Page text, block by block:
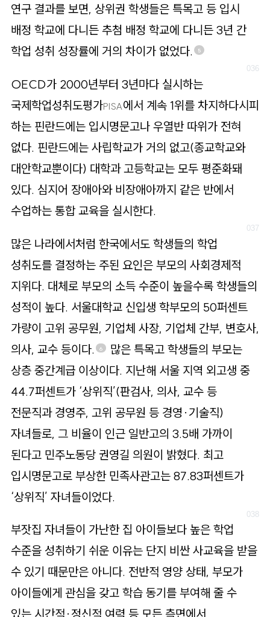
연구 결과를 보면, 상위권 학생들은 특목고 등 입시
배정 학교에 다니든 추첨 배정 학교에 다니든 3년 간
학업 성취 성장률에 거의 차이가 없었다.
5
OECD가 2000년부터 3년마다 실시하는
국제학업성취도평가PISA에서 계속 1위를 차지하다시피
하는 핀란드에는 입시명문고나 우열반 따위가 전혀
없다. 핀란드에는 사립학교가 거의 없고(종교학교와
대안학교뿐이다) 대학과 고등학교는 모두 평준화돼
있다. 심지어 장애아와 비장애아까지 같은 반에서
수업하는 통합 교육을 실시한다.
많은 나라에서처럼 한국에서도 학생들의 학업
성취도를 결정하는 주된 요인은 부모의 사회경제적
지위다. 대체로 부모의 소득 수준이 높을수록 학생들의
성적이 높다. 서울대학교 신입생 학부모의 50퍼센트
가량이 고위 공무원, 기업체 사장, 기업체 간부, 변호사,
의사, 교수 등이다.
6
많은 특목고 학생들의 부모는
상층 중간계급 이상이다. 지난해 서울 지역 외고생 중
44.7퍼센트가 ‘상위직’(판검사, 의사, 교수 등
전문직과 경영주, 고위 공무원 등 경영·기술직)
자녀들로, 그 비율이 인근 일반고의 3.5배 가까이
된다고 민주노동당 권영길 의원이 밝혔다. 최고
입시명문고로 부상한 민족사관고는 87.83퍼센트가
‘상위직’ 자녀들이었다.
부잣집 자녀들이 가난한 집 아이들보다 높은 학업
수준을 성취하기 쉬운 이유는 단지 비싼 사교육을 받을
수 있기 때문만은 아니다. 전반적 영양 상태, 부모가
아이들에게 관심을 갖고 학습 동기를 부여해 줄 수
있는 시간적·정신적 여력 등 모든 측면에서